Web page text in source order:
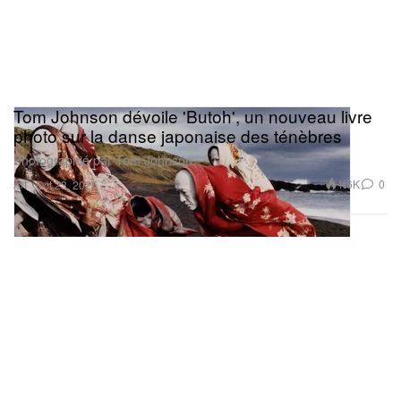
Art
Tom Johnson dévoile 'Butoh', un nouveau livre
photo sur la danse japonaise des ténèbres
Photographié par Tom Johnson.
Oct 23, 2025 1.6K 0